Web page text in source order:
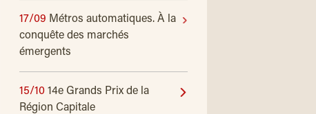
17/09 Métros automatiques. À la
conquête des marchés
émergents
15/10 14e Grands Prix de la
Région Capitale